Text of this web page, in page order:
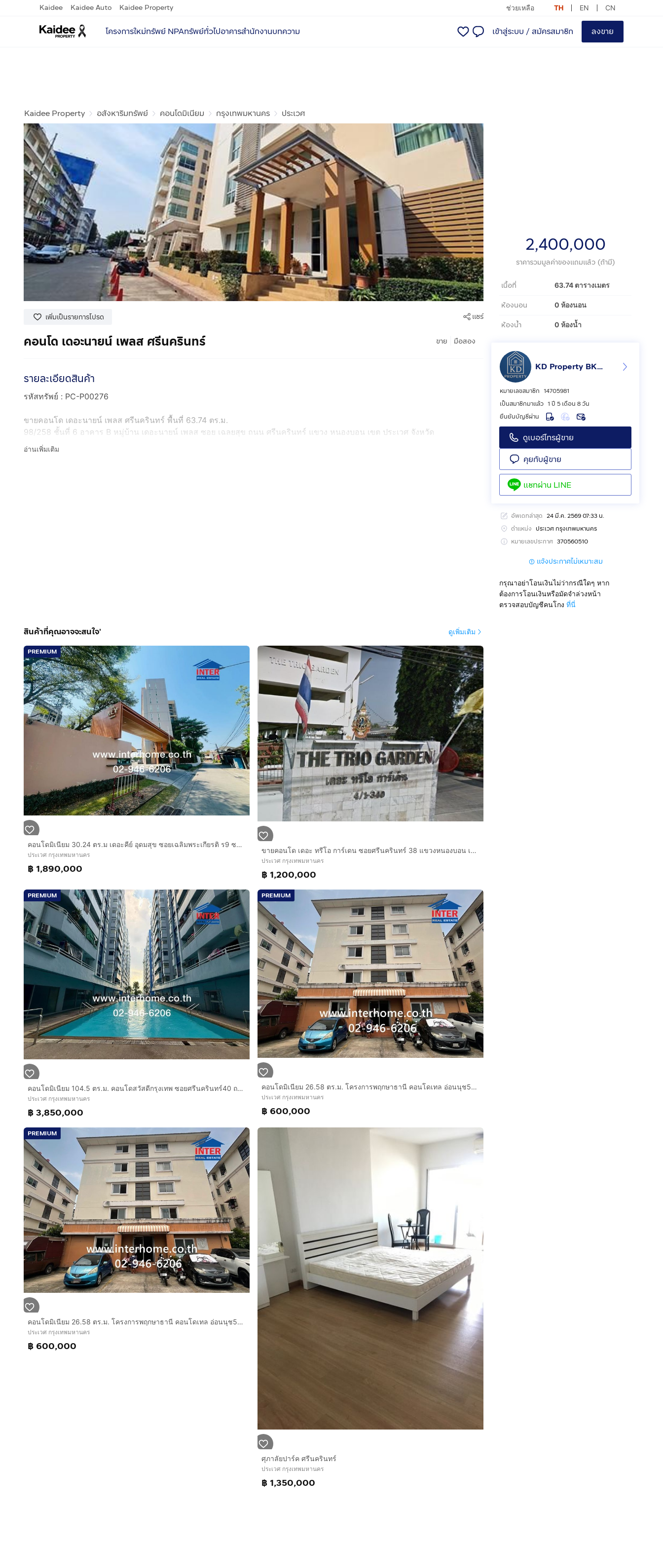
Kaidee Kaidee Auto Kaidee Property ช่วยเหลือ TH EN CN
โครงการใหม่ทรัพย์ NPAทรัพย์ทั่วไปอาคารสำนักงานบทความ เข้าสู่ระบบ / สมัครสมาชิก ลงขาย
Kaidee Property อสังหาริมทรัพย์ คอนโดมิเนียม กรุงเทพมหานคร ประเวศ
เพิ่มเป็นรายการโปรด แชร์
ขาย มือสอง
คอนโด เดอะนายน์ เพลส ศรีนครินทร์
รายละเอียดสินค้า
รหัสทรัพย์​ : PC-P00276
ขายคอนโด เดอะนายน์ เพลส ศรีนครินทร์ พื้นที่ 63.74 ตร.ม.
98/258 ชั้นที่ 6 อาคาร B หมู่บ้าน เดอะนายน์ เพลส ซอย เฉลยสุข ถนน ศรีนครินทร์ แขวง หนองบอน เขต ประเวศ จังหวัด
กรุงเทพมหานคร
อ่านเพิ่มเติม
2,400,000
ราคารวมมูลค่าของแถมแล้ว (ถ้ามี)
เนื้อที่ 63.74 ตารางเมตร
ห้องนอน 0 ห้องนอน
ห้องน้ำ 0 ห้องน้ำ
KD Property BKK2
หมายเลขสมาชิก 14705981
เป็นสมาชิกมาแล้ว 1 ปี 5 เดือน 8 วัน
ยืนยันบัญชีผ่าน
ดูเบอร์โทรผู้ขาย
คุยกับผู้ขาย
แชทผ่าน LINE
อัพเดทล่าสุด 24 มี.ค. 2569 07:33 น.
ตำแหน่ง ประเวศ กรุงเทพมหานคร
หมายเลขประกาศ 370560510
แจ้งประกาศไม่เหมาะสม
กรุณาอย่าโอนเงินไม่ว่ากรณีใดๆ หาก
ต้องการโอนเงินหรือมัดจำล่วงหน้า
ตรวจสอบบัญชีคนโกง ที่นี่
สินค้าที่คุณอาจจะสนใจ' ดูเพิ่มเติม
PREMIUM
คอนโดมิเนียม 30.24 ตร.ม เดอะคีย์ อุดมสุข ซอยเฉลิมพระเกียรติ ร9 ซอย6 แยก2 ถนนเฉลิมพระเกียรติ ร.9 ถนนศรีนครินทร์ เขตประเวศ กรุงเทพมหานคร
ประเวศ กรุงเทพมหานคร
฿ 1,890,000
ขายคอนโด เดอะ ทรีโอ การ์เดน ซอยศรีนครินทร์ 38 แขวงหนองบอน เขตประเวศ กรุงเทพ
ประเวศ กรุงเทพมหานคร
฿ 1,200,000
PREMIUM
คอนโดมิเนียม 104.5 ตร.ม. คอนโดสวัสดีกรุงเทพ ซอยศรีนครินทร์40 ถนนศรีนครินทร์ ถนนพัฒนาการ เขตประเวศ กรุงเทพมหานคร
ประเวศ กรุงเทพมหานคร
฿ 3,850,000
PREMIUM
คอนโดมิเนียม 26.58 ตร.ม. โครงการพฤกษาธานี คอนโดเทล อ่อนนุช55-2 ใกล้โรงพยาบาลวิภารามพัฒนาการ ซอยอ่อนนุช55-2 ถนนอ่อนนุช ถนนศรีนครินทร์
ประเวศ กรุงเทพมหานคร
฿ 600,000
PREMIUM
คอนโดมิเนียม 26.58 ตร.ม. โครงการพฤกษาธานี คอนโดเทล อ่อนนุช55-2 ใกล้โรงพยาบาลวิภารามพัฒนาการ ซอยอ่อนนุช55-2 ถนนอ่อนนุช ถนนศรีนครินทร์
ประเวศ กรุงเทพมหานคร
฿ 600,000
ศุภาลัยปาร์ค ศรีนครินทร์
ประเวศ กรุงเทพมหานคร
฿ 1,350,000